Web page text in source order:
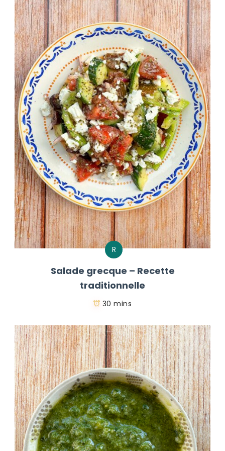
R
Salade grecque – Recette
traditionnelle
30 mins